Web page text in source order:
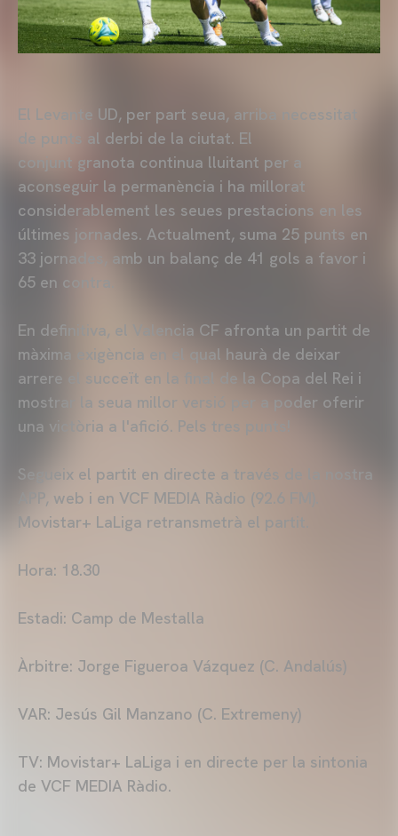
El Levante UD, per part seua, arriba necessitat
de punts al derbi de la ciutat. El
conjunt granota continua lluitant per a
aconseguir la permanència i ha millorat
considerablement les seues prestacions en les
últimes jornades. Actualment, suma 25 punts en
33 jornades, amb un balanç de 41 gols a favor i
65 en contra.
En definitiva, el Valencia CF afronta un partit de
màxima exigència en el qual haurà de deixar
arrere el succeït en la final de la Copa del Rei i
mostrar la seua millor versió per a poder oferir
una victòria a l'afició. Pels tres punts!
Segueix el partit en directe a través de la nostra
APP, web i en VCF MEDIA Ràdio (92.6 FM).
Movistar+ LaLiga retransmetrà el partit.
Hora: 18.30
Estadi: Camp de Mestalla
Àrbitre: Jorge Figueroa Vázquez (C. Andalús)
VAR: Jesús Gil Manzano (C. Extremeny)
TV: Movistar+ LaLiga i en directe per la sintonia
de VCF MEDIA Ràdio.